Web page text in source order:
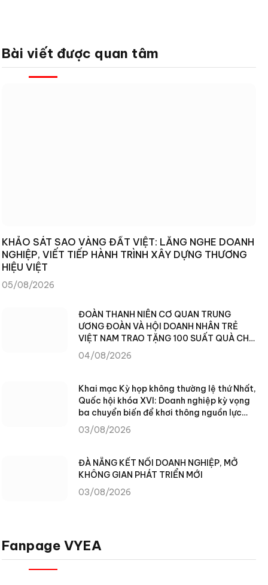
Bài viết được quan tâm
KHẢO SÁT SAO VÀNG ĐẤT VIỆT: LẮNG NGHE DOANH
NGHIỆP, VIẾT TIẾP HÀNH TRÌNH XÂY DỰNG THƯƠNG
HIỆU VIỆT
05/08/2026
ĐOÀN THANH NIÊN CƠ QUAN TRUNG
ƯƠNG ĐOÀN VÀ HỘI DOANH NHÂN TRẺ
VIỆT NAM TRAO TẶNG 100 SUẤT QUÀ CHO
NHÂN DÂN XÃ TÙNG VÀI (TUYÊN QUANG)
04/08/2026
Khai mạc Kỳ họp không thường lệ thứ Nhất,
Quốc hội khóa XVI: Doanh nghiệp kỳ vọng
ba chuyển biến để khơi thông nguồn lực
phát triển
03/08/2026
ĐÀ NẴNG KẾT NỐI DOANH NGHIỆP, MỞ
KHÔNG GIAN PHÁT TRIỂN MỚI
03/08/2026
Fanpage VYEA